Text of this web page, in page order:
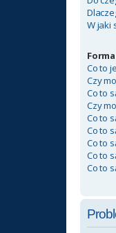
W jaki
Co to
Czy
Co to
Czy
Co to
Co to
Co to
Co to
Co to